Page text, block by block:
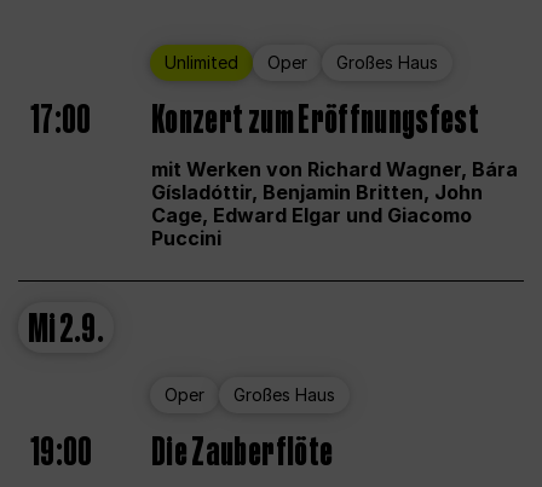
Unlimited Oper Großes Haus
17:00 Konzert zum Eröffnungsfest
mit Werken von Richard Wagner, Bára
Gísladóttir, Benjamin Britten, John
Cage, Edward Elgar und Giacomo
Puccini
Mi2.9.
Oper Großes Haus
19:00 Die Zauberflöte